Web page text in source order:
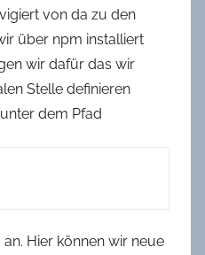
von da zu den
über npm installiert
wir dafür das wir
Stelle definieren
dem Pfad
Hier können wir neue